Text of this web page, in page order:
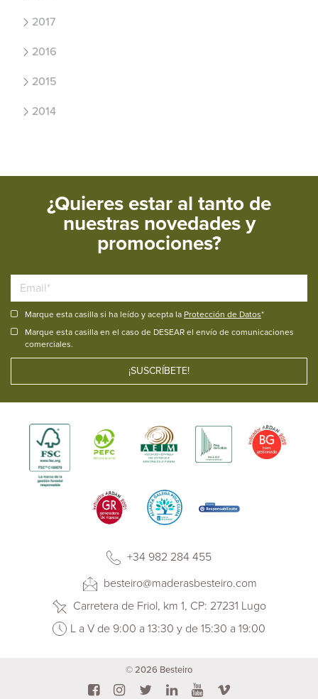
2017
2016
2015
2014
¿Quieres estar al tanto de
nuestras novedades y
promociones?
Marque esta casilla si ha leído y acepta la Protección de Datos*
Marque esta casilla en el caso de DESEAR el envío de comunicaciones
comerciales.
+34 982 284 455
besteiro@maderasbesteiro.com
Carretera de Friol, km 1, CP: 27231 Lugo
L a V de 9:00 a 13:30 y de 15:30 a 19:00
© 2026 Besteiro